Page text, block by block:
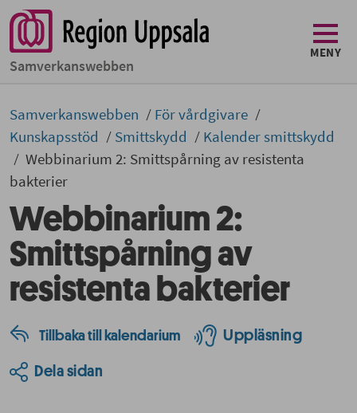
Samverkans­­webben
MENY
Samverkans­­­webben
För vårdgivare
Kunskapsstöd
Smittskydd
Kalender smittskydd
Webbinarium 2: Smittspårning av resistenta
bakterier
Webbinarium 2:
Smittspårning av
resistenta bakterier
Tillbaka till kalendarium Uppläsning
Dela sidan